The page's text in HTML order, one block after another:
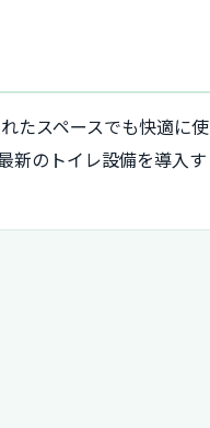
たスペースでも快適に使
新のトイレ設備を導入す